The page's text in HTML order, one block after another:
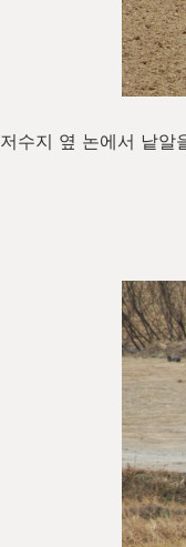
저수지 옆 논에서 낱알